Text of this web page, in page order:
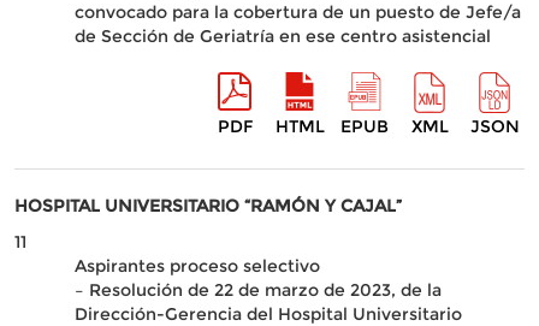
convocado para la cobertura de un puesto de Jefe/a
de Sección de Geriatría en ese centro asistencial
PDF HTML EPUB XML JSON
HOSPITAL UNIVERSITARIO “RAMÓN Y CAJAL”
11
Aspirantes proceso selectivo
– Resolución de 22 de marzo de 2023, de la
Dirección-Gerencia del Hospital Universitario